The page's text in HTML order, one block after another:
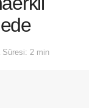
Süresi: 2 min